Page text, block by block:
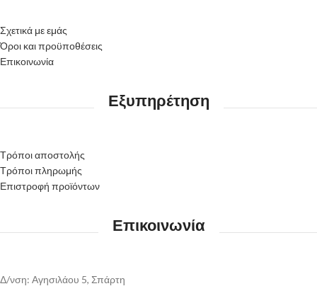
Σχετικά με εμάς
Όροι και προϋποθέσεις
Επικοινωνία
Εξυπηρέτηση
Τρόποι αποστολής
Τρόποι πληρωμής
Επιστροφή προϊόντων
Επικοινωνία
Δ/νση: Αγησιλάου 5, Σπάρτη